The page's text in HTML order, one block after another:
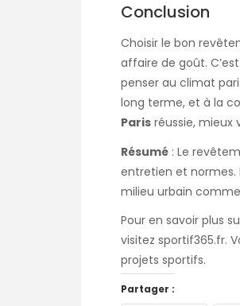
Conclusion
Choisir le bon
affaire de goût.
penser au climat
long terme, et à la
Paris réussie, mieux
Résumé : Le
entretien et normes.
milieu urbain comme
Pour en savoir plus
visitez sportif365.fr.
projets sportifs.
Partager :